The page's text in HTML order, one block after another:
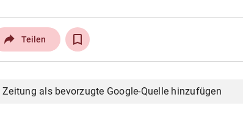
Teilen
Zeitung als bevorzugte Google-Quelle hinzufügen